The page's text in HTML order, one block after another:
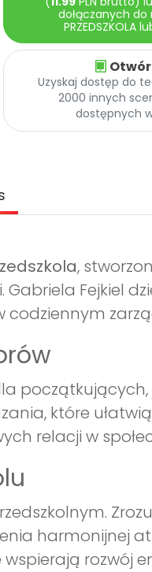
dołączanych do
PRZEDSZKOLA
Uzyskaj dostęp do
2000 innych
dostępnych
,
Fejkiel
które
relacji w
harmonijnej
rozwój